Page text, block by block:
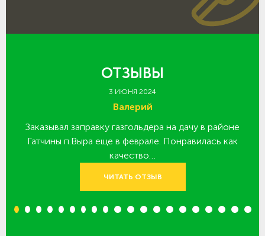
ОТЗЫВЫ
3 ИЮНЯ 2024
Валерий
Заказывал заправку газгольдера на дачу в районе
Гатчины п.Выра еще в феврале. Понравилась как
качество…
ЧИТАТЬ ОТЗЫВ
1 2 3 4 5 6 7 8 9 10 11 12 13 14 15 16 17 18 19 20